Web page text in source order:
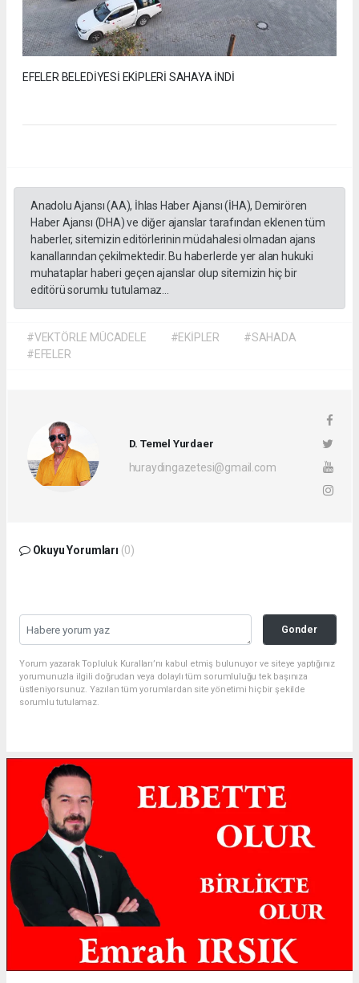
EFELER BELEDİYESİ EKİPLERİ SAHAYA İNDİ
Anadolu Ajansı (AA), İhlas Haber Ajansı (İHA), Demirören
Haber Ajansı (DHA) ve diğer ajanslar tarafından eklenen tüm
haberler, sitemizin editörlerinin müdahalesi olmadan ajans
kanallarından çekilmektedir. Bu haberlerde yer alan hukuki
muhataplar haberi geçen ajanslar olup sitemizin hiç bir
editörü sorumlu tutulamaz...
#VEKTÖRLE MÜCADELE #EKİPLER
#SAHADA
#EFELER
D. Temel Yurdaer
huraydingazetesi@gmail.com
Okuyu Yorumları (0)
Gonder
Yorum yazarak Topluluk Kuralları’nı kabul etmiş bulunuyor ve siteye yaptığınız
yorumunuzla ilgili doğrudan veya dolaylı tüm sorumluluğu tek başınıza
üstleniyorsunuz. Yazılan tüm yorumlardan site yönetimi hiçbir şekilde
sorumlu tutulamaz.